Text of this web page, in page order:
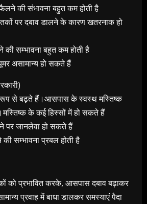
की संभावना बहुत कम होती है
पर दबाव डालने के कारण खतरनाक हो
की सम्भावना बहुत कम होती है
असामान्य हो सकते हैं
से बढ़ते हैं।आसपास के स्वस्थ मस्तिष्क
के कई हिस्सों में हो सकते हैं
पर जानलेवा हो सकते हैं
की सम्भावना प्रबल होती है
को प्रभावित करके, आसपास दबाव बढ़ाकर
प्रवाह में बाधा डालकर समस्याएं पैदा